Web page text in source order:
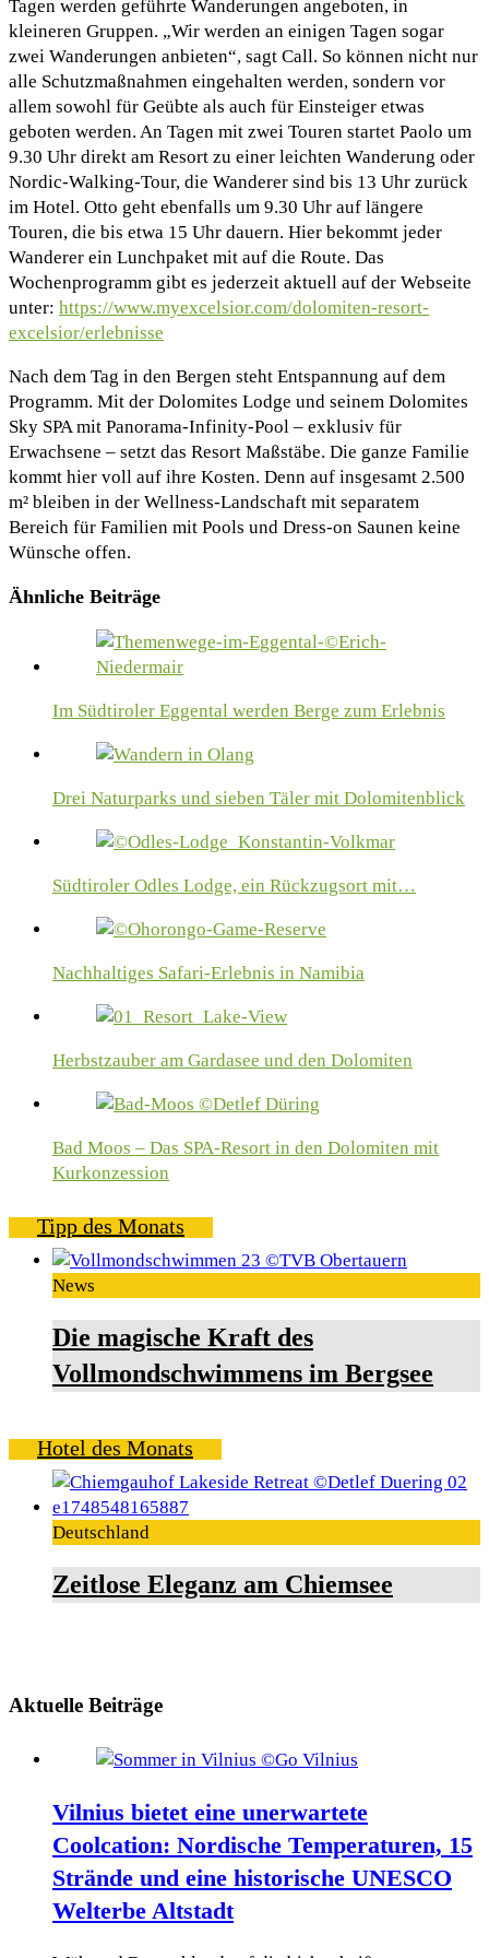
Tagen werden geführte Wanderungen angeboten, in
kleineren Gruppen. „Wir werden an einigen Tagen sogar
zwei Wanderungen anbieten“, sagt Call. So können nicht nur
alle Schutzmaßnahmen eingehalten werden, sondern vor
allem sowohl für Geübte als auch für Einsteiger etwas
geboten werden. An Tagen mit zwei Touren startet Paolo um
9.30 Uhr direkt am Resort zu einer leichten Wanderung oder
Nordic-Walking-Tour, die Wanderer sind bis 13 Uhr zurück
im Hotel. Otto geht ebenfalls um 9.30 Uhr auf längere
Touren, die bis etwa 15 Uhr dauern. Hier bekommt jeder
Wanderer ein Lunchpaket mit auf die Route. Das
Wochenprogramm gibt es jederzeit aktuell auf der Webseite
unter: https://www.myexcelsior.com/dolomiten-resort-
excelsior/erlebnisse
Nach dem Tag in den Bergen steht Entspannung auf dem
Programm. Mit der Dolomites Lodge und seinem Dolomites
Sky SPA mit Panorama-Infinity-Pool – exklusiv für
Erwachsene – setzt das Resort Maßstäbe. Die ganze Familie
kommt hier voll auf ihre Kosten. Denn auf insgesamt 2.500
m² bleiben in der Wellness-Landschaft mit separatem
Bereich für Familien mit Pools und Dress-on Saunen keine
Wünsche offen.
Ähnliche Beiträge
Im Südtiroler Eggental werden Berge zum Erlebnis
Drei Naturparks und sieben Täler mit Dolomitenblick
Südtiroler Odles Lodge, ein Rückzugsort mit…
Nachhaltiges Safari-Erlebnis in Namibia
Herbstzauber am Gardasee und den Dolomiten
Bad Moos – Das SPA-Resort in den Dolomiten mit
Kurkonzession
Tipp des Monats
News
Die magische Kraft des
Vollmondschwimmens im Bergsee
Hotel des Monats
Deutschland
Zeitlose Eleganz am Chiemsee
Aktuelle Beiträge
Vilnius bietet eine unerwartete
Coolcation: Nordische Temperaturen, 15
Strände und eine historische UNESCO
Welterbe Altstadt